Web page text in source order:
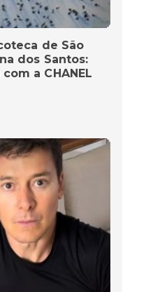
de São
dos Santos:
a CHANEL